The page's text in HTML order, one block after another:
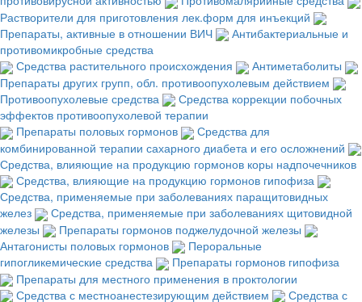
Растворители для приготовления лек.форм для инъекций
Препараты, активные в отношении ВИЧ
Антибактериальные и
противомикробные средства
Средства растительного происхождения
Антиметаболиты
Препараты других групп, обл. противоопухолевым действием
Противоопухолевые средства
Средства коррекции побочных
эффектов противоопухолевой терапии
Препараты половых гормонов
Средства для
комбинированной терапии сахарного диабета и его осложнений
Средства, влияющие на продукцию гормонов коры надпочечников
Средства, влияющие на продукцию гормонов гипофиза
Средства, применяемые при заболеваниях паращитовидных
желез
Средства, применяемые при заболеваниях щитовидной
железы
Препараты гормонов поджелудочной железы
Антагонисты половых гормонов
Пероральные
гипогликемические средства
Препараты гормонов гипофиза
Препараты для местного применения в проктологии
Средства с местноанестезирующим действием
Средства с